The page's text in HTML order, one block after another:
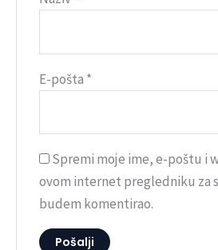
E-pošta *
Spremi moje ime, e-poštu i
ovom internet pregledniku za
budem komentirao.